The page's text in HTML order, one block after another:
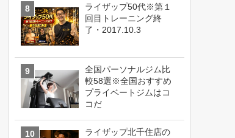
ライザップ50代※第１
回目トレーニング終
了・2017.10.3
全国パーソナルジム比
較58選※全国おすすめ
プライベートジムはコ
コだ
ライザップ北千住店の